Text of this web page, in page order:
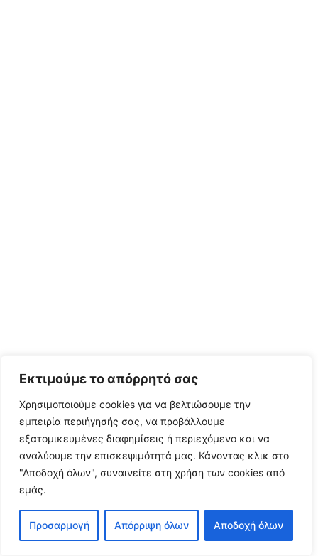
Εκτιμούμε το απόρρητό σας
Χρησιμοποιούμε cookies για να βελτιώσουμε την
εμπειρία περιήγησής σας, να προβάλλουμε
εξατομικευμένες διαφημίσεις ή περιεχόμενο και να
αναλύουμε την επισκεψιμότητά μας. Κάνοντας κλικ στο
"Αποδοχή όλων", συναινείτε στη χρήση των cookies από
εμάς.
Προσαρμογή Απόρριψη όλων Αποδοχή όλων